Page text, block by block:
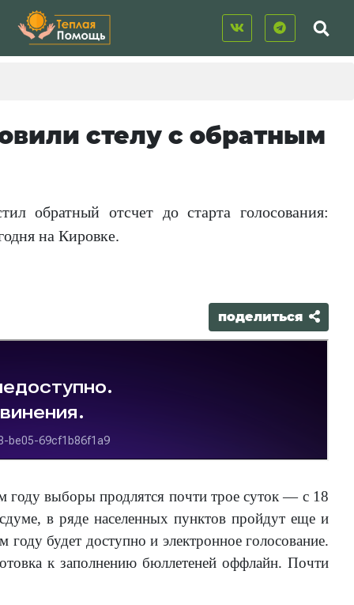
стелу с обратным
обратный отсчет до старта голосования:
на Кировке.
поделиться
году выборы продлятся почти трое суток — с 18
в ряде населенных пунктов пройдут еще и
будет доступно и электронное голосование.
к заполнению бюллетеней оффлайн. Почти